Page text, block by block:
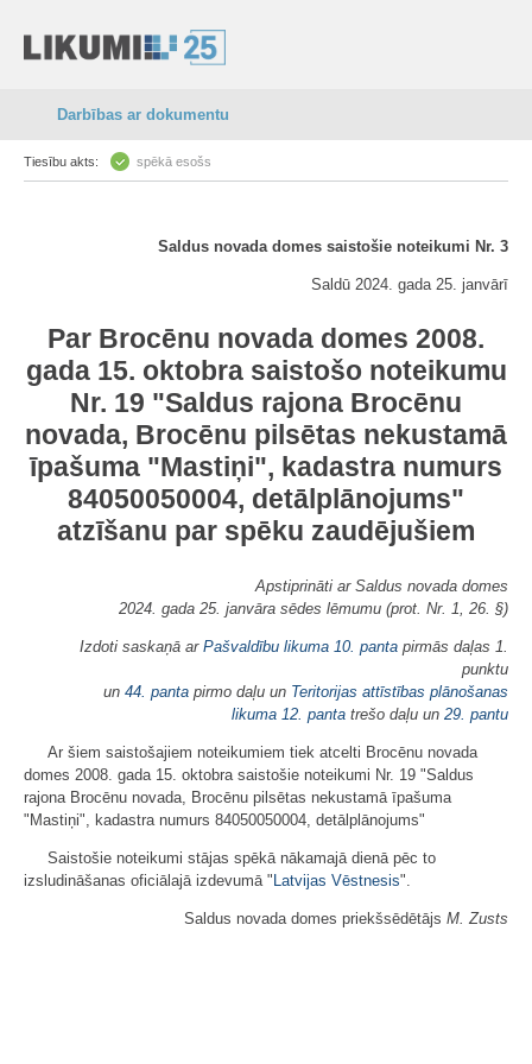
Darbības ar dokumentu
Tiesību akts: spēkā esošs
Saldus novada domes saistošie noteikumi Nr. 3
Saldū 2024. gada 25. janvārī
Par Brocēnu novada domes 2008.
gada 15. oktobra saistošo noteikumu
Nr. 19 "Saldus rajona Brocēnu
novada, Brocēnu pilsētas nekustamā
īpašuma "Mastiņi", kadastra numurs
84050050004, detālplānojums"
atzīšanu par spēku zaudējušiem
Apstiprināti ar Saldus novada domes
2024. gada 25. janvāra sēdes lēmumu (prot. Nr. 1, 26. §)
Izdoti saskaņā ar Pašvaldību likuma 10. panta pirmās daļas 1.
punktu
un 44. panta pirmo daļu un Teritorijas attīstības plānošanas
likuma 12. panta trešo daļu un 29. pantu
Ar šiem saistošajiem noteikumiem tiek atcelti Brocēnu novada
domes 2008. gada 15. oktobra saistošie noteikumi Nr. 19 "Saldus
rajona Brocēnu novada, Brocēnu pilsētas nekustamā īpašuma
"Mastiņi", kadastra numurs 84050050004, detālplānojums"
Saistošie noteikumi stājas spēkā nākamajā dienā pēc to
izsludināšanas oficiālajā izdevumā " Latvijas Vēstnesis".
Saldus novada domes priekšsēdētājs M. Zusts